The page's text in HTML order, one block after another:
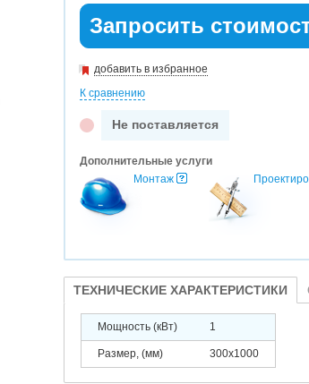
Запросить
добавить в избранное
К сравнению
Не поставляется
Дополнительные услуги
Монтаж
ТЕХНИЧЕСКИЕ ХАРАКТЕРИСТИКИ
Мощность (кВт) 1
Размер, (мм) 300x1000